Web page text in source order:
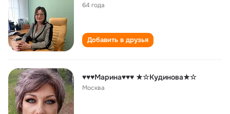
64 года
Добавить в друзья
♥♥♥Марина♥♥♥ ★☆Кудинова★☆
Москва